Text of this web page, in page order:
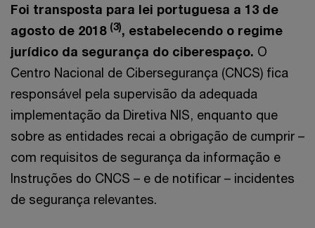
Foi transposta para lei portuguesa a 13 de
agosto de 2018 (3), estabelecendo o regime
jurídico da segurança do ciberespaço. O
Centro Nacional de Cibersegurança (CNCS) fica
responsável pela supervisão da adequada
implementação da Diretiva NIS, enquanto que
sobre as entidades recai a obrigação de cumprir –
com requisitos de segurança da informação e
Instruções do CNCS – e de notificar – incidentes
de segurança relevantes.